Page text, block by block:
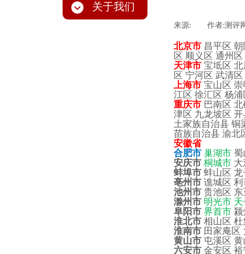
关于我们
来源: 作者:测评
北京市 昌平区
区 顺义区 通州
天津市 宝坻区
区 宁河区 武清区
上海市 宝山区
江区 徐汇区 杨浦
重庆市 巴南区
津区 九龙坡区
土家族自治县 铜
苗族自治县 渝北
安徽省
合肥市 巢湖市 蜀
安庆市 桐城市
蚌埠市 蚌山区
亳州市 谯城区
池州市 贵池区
滁州市 明光市
阜阳市 界首市
淮北市 相山区
淮南市 田家庵区
黄山市 屯溪区
六安市 金安区